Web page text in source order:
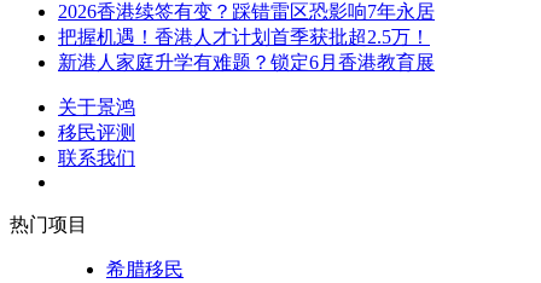
2026香港续签有变？踩错雷区恐影响7年永居
把握机遇！香港人才计划首季获批超2.5万！
新港人家庭升学有难题？锁定6月香港教育展
关于景鸿
移民评测
联系我们
热门项目
希腊移民